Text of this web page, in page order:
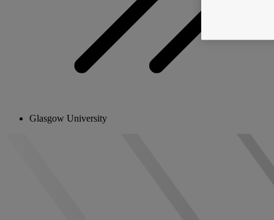
Glasgow University